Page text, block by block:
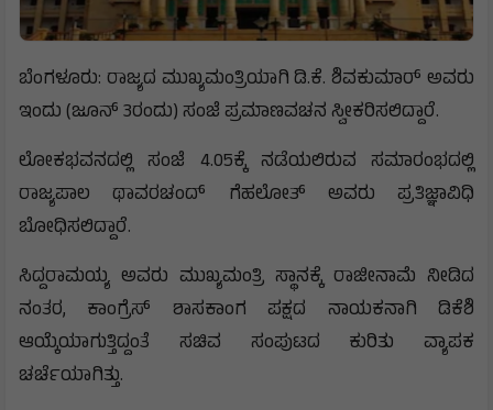
ಬೆಂಗಳೂರು: ರಾಜ್ಯದ ಮುಖ್ಯಮಂತ್ರಿಯಾಗಿ ಡಿ.ಕೆ. ಶಿವಕುಮಾರ್‌ ಅವರು
ಇಂದು (ಜೂನ್‌ 3ರಂದು) ಸಂಜೆ ಪ್ರಮಾಣವಚನ ಸ್ವೀಕರಿಸಲಿದ್ದಾರೆ.
ಲೋಕಭವನದಲ್ಲಿ ಸಂಜೆ 4.05ಕ್ಕೆ ನಡೆಯಲಿರುವ ಸಮಾರಂಭದಲ್ಲಿ
ರಾಜ್ಯಪಾಲ ಥಾವರಚಂದ್ ಗೆಹಲೋತ್ ಅವರು ಪ್ರತಿಜ್ಞಾವಿಧಿ
ಬೋಧಿಸಲಿದ್ದಾರೆ.
ಸಿದ್ದರಾಮಯ್ಯ ಅವರು ಮುಖ್ಯಮಂತ್ರಿ ಸ್ಥಾನಕ್ಕೆ ರಾಜೀನಾಮೆ ನೀಡಿದ
ನಂತರ, ಕಾಂಗ್ರೆಸ್‌ ಶಾಸಕಾಂಗ ಪಕ್ಷದ ನಾಯಕನಾಗಿ ಡಿಕೆಶಿ
ಆಯ್ಕೆಯಾಗುತ್ತಿದ್ದಂತೆ ಸಚಿವ ಸಂಪುಟದ ಕುರಿತು ವ್ಯಾಪಕ
ಚರ್ಚೆಯಾಗಿತ್ತು.